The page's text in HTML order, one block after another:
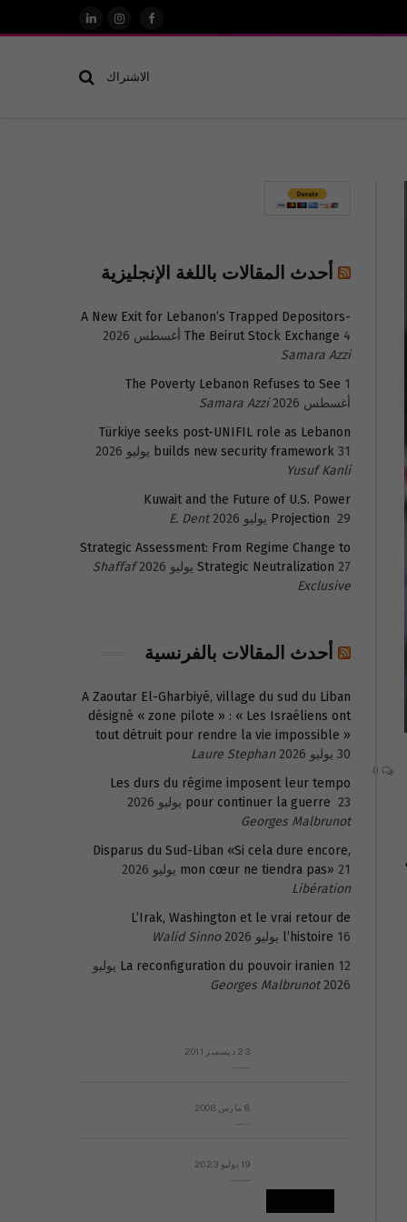
فيسبوكالانستغرام
لينكدإن
الاشتراك
أحدث المقالات باللغة الإنجليزية
A New Exit for Lebanon’s Trapped Depositors-
The Beirut Stock Exchange 4 أغسطس 2026
Samara Azzi
The Poverty Lebanon Refuses to See 1
أغسطس 2026
Samara Azzi
Türkiye seeks post-UNIFIL role as Lebanon
builds new security framework 31 يوليو 2026
Yusuf Kanli
Kuwait and the Future of U.S. Power
Projection 29 يوليو 2026
E. Dent
Strategic Assessment: From Regime Change to
Strategic Neutralization 27 يوليو 2026
Shaffaf
Exclusive
أحدث المقالات بالفرنسية
A Zaoutar El-Gharbiyé, village du sud du Liban
désigné « zone pilote » : « Les Israéliens ont
tout détruit pour rendre la vie impossible »
30 يوليو 2026
Laure Stephan
Les durs du régime imposent leur tempo
pour continuer la guerre 23 يوليو 2026
Georges Malbrunot
Disparus du Sud-Liban «Si cela dure encore,
mon cœur ne tiendra pas» 21 يوليو 2026
Libération
L’Irak, Washington et le vrai retour de
l’histoire 16 يوليو 2026
Walid Sinno
La reconfiguration du pouvoir iranien 12 يوليو
2026
Georges Malbrunot
23 ديسمبر 2011
8 مارس 2008
19 يوليو 2023